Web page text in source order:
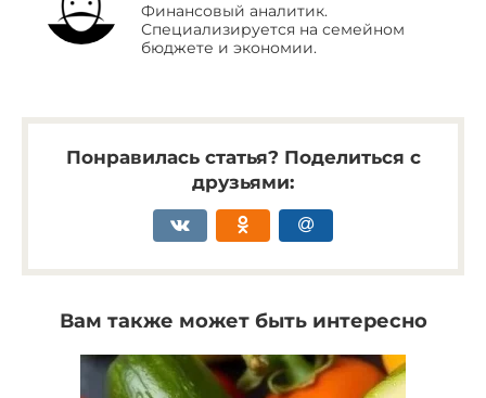
Финансовый аналитик.
Специализируется на семейном
бюджете и экономии.
Понравилась статья? Поделиться с
друзьями:
Вам также может быть интересно